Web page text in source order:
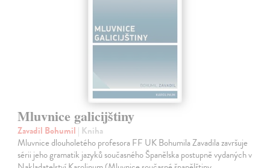
Mluvnice galicijštiny
Zavadil Bohumil | Kniha
Mluvnice dlouholetého profesora FF UK Bohumila Zavadila završuje
sérii jeho gramatik jazyků současného Španělska postupně vydaných v